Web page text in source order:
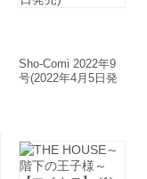
Sho-Comi 2022年9
号(2022年4月5日発